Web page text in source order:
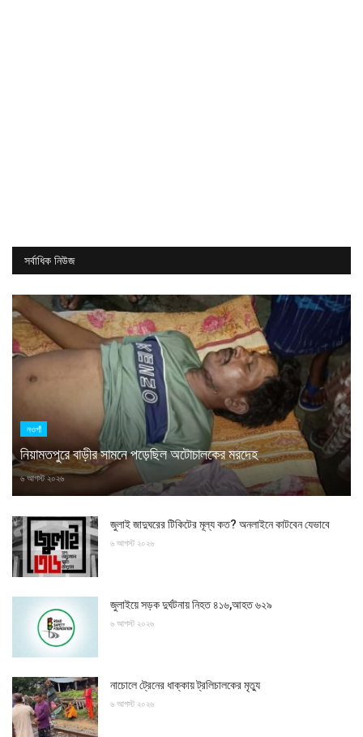
সর্বাধিক নিউজ
নওগাঁ
নিয়ামতপুরে বাড়ীর সামনে পড়েছিল অটোচালকের মরদেহ
৬ আগস্ট ২০২৬
জুলাই জাদুঘরের টিকিটের মূল্য কত? অনলাইনে কাটবেন যেভাবে
৬ আগস্ট ২০২৬
জুলাইয়ে সড়ক দুর্ঘটনায় নিহত ৪১৬,আহত ৬২৯
৬ আগস্ট ২০২৬
নাচোলে ট্রেনের ধাক্কায় ট্রলিচালকের মৃত্যু
৬ আগস্ট ২০২৬